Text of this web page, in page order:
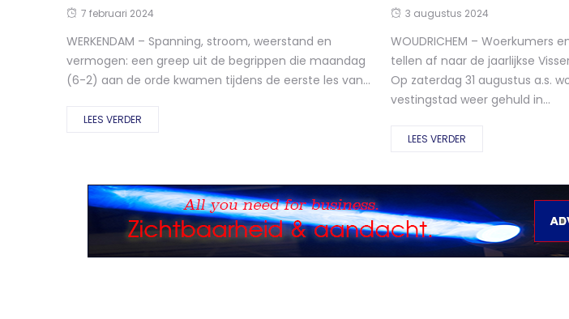
7 februari 2024
WERKENDAM – Spanning, stroom, weerstand en
vermogen: een greep uit de begrippen die maandag
(6-2) aan de orde kwamen tijdens de eerste les van...
LEES VERDER
3 augustus 2024
WOUDRICHEM – Woerkumers
tellen af naar de jaarlijkse
Op zaterdag 31 augustus a.s.
vestingstad weer gehuld in...
LEES VERDER